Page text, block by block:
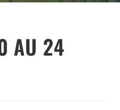
AU 24